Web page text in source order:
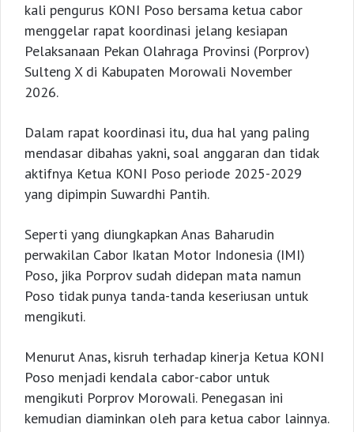
kali pengurus KONI Poso bersama ketua cabor
menggelar rapat koordinasi jelang kesiapan
Pelaksanaan Pekan Olahraga Provinsi (Porprov)
Sulteng X di Kabupaten Morowali November
2026.
Dalam rapat koordinasi itu, dua hal yang paling
mendasar dibahas yakni, soal anggaran dan tidak
aktifnya Ketua KONI Poso periode 2025-2029
yang dipimpin Suwardhi Pantih.
Seperti yang diungkapkan Anas Baharudin
perwakilan Cabor Ikatan Motor Indonesia (IMI)
Poso, jika Porprov sudah didepan mata namun
Poso tidak punya tanda-tanda keseriusan untuk
mengikuti.
Menurut Anas, kisruh terhadap kinerja Ketua KONI
Poso menjadi kendala cabor-cabor untuk
mengikuti Porprov Morowali. Penegasan ini
kemudian diaminkan oleh para ketua cabor lainnya.